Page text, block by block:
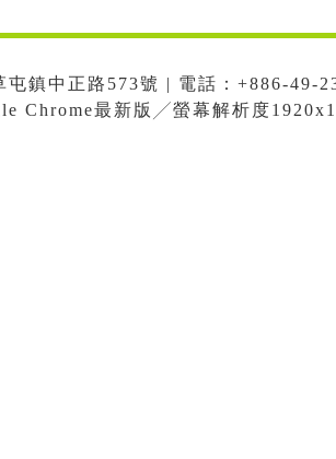
屯鎮中正路573號 | 電話：+886-49-
Chrome最新版╱螢幕解析度